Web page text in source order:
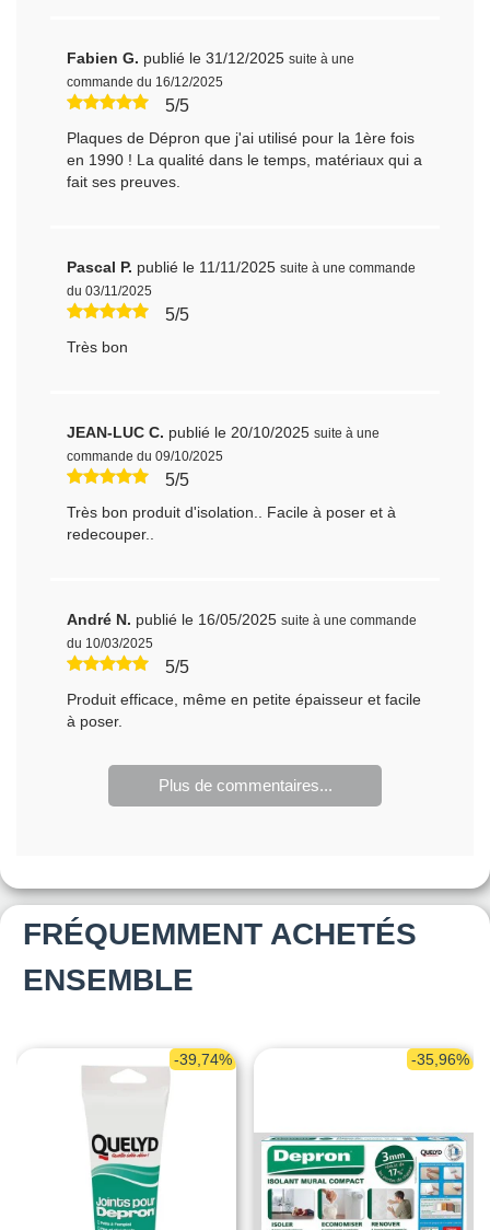
Fabien G. publié le 31/12/2025 suite à une
commande du 16/12/2025
5/5
Plaques de Dépron que j'ai utilisé pour la 1ère fois
en 1990 ! La qualité dans le temps, matériaux qui a
fait ses preuves.
Pascal P. publié le 11/11/2025 suite à une commande
du 03/11/2025
5/5
Très bon
JEAN-LUC C. publié le 20/10/2025 suite à une
commande du 09/10/2025
5/5
Très bon produit d'isolation.. Facile à poser et à
redecouper..
André N. publié le 16/05/2025 suite à une commande
du 10/03/2025
5/5
Produit efficace, même en petite épaisseur et facile
à poser.
Plus de commentaires...
FRÉQUEMMENT ACHETÉS
ENSEMBLE
-39,74% -35,96%